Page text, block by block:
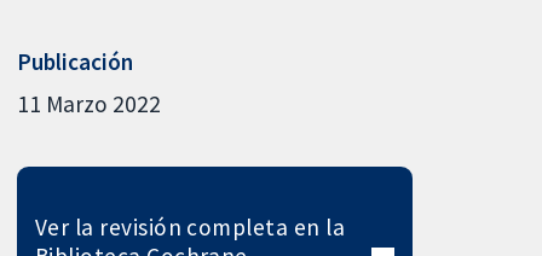
Publicación
11 Marzo 2022
Ver la revisión completa en la